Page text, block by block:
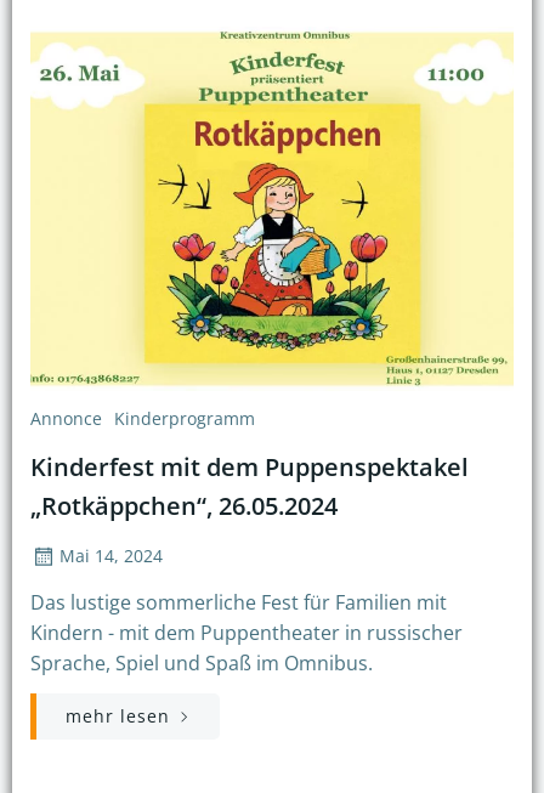
Annonce Kinderprogramm
Kinderfest mit dem Puppenspektakel
„Rotkäppchen“, 26.05.2024
Mai 14, 2024
Das lustige sommerliche Fest für Familien mit
Kindern - mit dem Puppentheater in russischer
Sprache, Spiel und Spaß im Omnibus.
mehr lesen